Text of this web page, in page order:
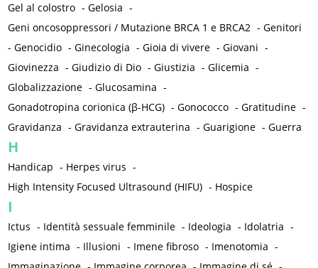
Gel al colostro -Gelosia -
Geni oncosoppressori / Mutazione BRCA 1 e BRCA2 -Genitori
-Genocidio -Ginecologia -Gioia di vivere -Giovani -
Giovinezza -Giudizio di Dio -Giustizia -Glicemia -
Globalizzazione -Glucosamina -
Gonadotropina corionica (β-HCG) -Gonococco -Gratitudine -
Gravidanza -Gravidanza extrauterina -Guarigione -Guerra
H
Handicap - Herpes virus -
High Intensity Focused Ultrasound (HIFU) - Hospice
I
Ictus - Identità sessuale femminile - Ideologia - Idolatria -
Igiene intima - Illusioni - Imene fibroso - Imenotomia -